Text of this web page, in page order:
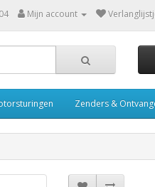
Mijn account
Zenders &